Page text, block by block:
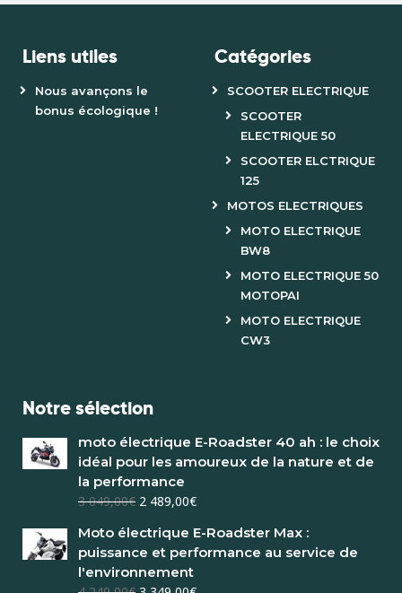
Liens utiles
Nous avançons le
bonus écologique !
Catégories
SCOOTER ELECTRIQUE
SCOOTER
ELECTRIQUE 50
SCOOTER ELCTRIQUE
125
MOTOS ELECTRIQUES
MOTO ELECTRIQUE
BW8
MOTO ELECTRIQUE 50
MOTOPAI
MOTO ELECTRIQUE
CW3
Notre sélection
moto électrique E-Roadster 40 ah : le choix
idéal pour les amoureux de la nature et de
la performance
3 049,00€ 2 489,00€
Moto électrique E-Roadster Max :
puissance et performance au service de
l'environnement